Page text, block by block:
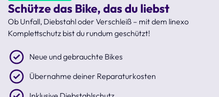
Schütze das Bike, das du liebst
Ob Unfall, Diebstahl oder Verschleiß – mit dem linexo
Komplettschutz bist du rundum geschützt!
Neue und gebrauchte Bikes
Übernahme deiner Reparaturkosten